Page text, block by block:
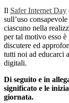
Il Safer Internet Day
sull’uso
ciascuno nella
per tal motivo esso
discutere ed
tutti noi ad educarci
digitali.
Di seguito e in
significato e le
giornata.